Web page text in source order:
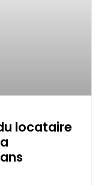
locataire